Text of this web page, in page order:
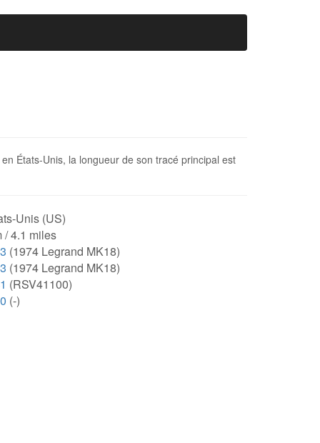
États-Unis, la longueur de son tracé principal est
Unis (US)
/ 4.1 miles
(1974 Legrand MK18)
(1974 Legrand MK18)
(RSV41100)
(-)